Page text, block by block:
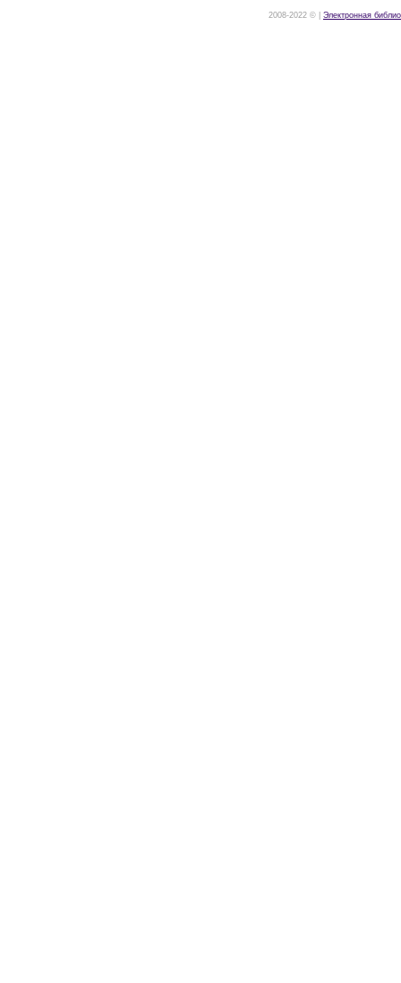
2008-2022 © | Электронная